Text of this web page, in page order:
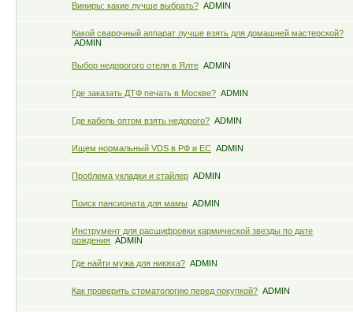
Виниры: какие лучше выбрать? ADMIN
Какой сварочный аппарат лучше взять для домашней мастерской?
ADMIN
Выбор недорогого отеля в Ялте ADMIN
Где заказать ДТФ печать в Москве? ADMIN
Где кабель оптом взять недорого? ADMIN
Ищем нормальный VDS в РФ и ЕС ADMIN
Проблема укладки и стайлер ADMIN
Поиск пансионата для мамы ADMIN
Инструмент для расшифровки кармической звезды по дате
рождения ADMIN
Где найти мужа для никяха? ADMIN
Как проверить стоматологию перед покупкой? ADMIN